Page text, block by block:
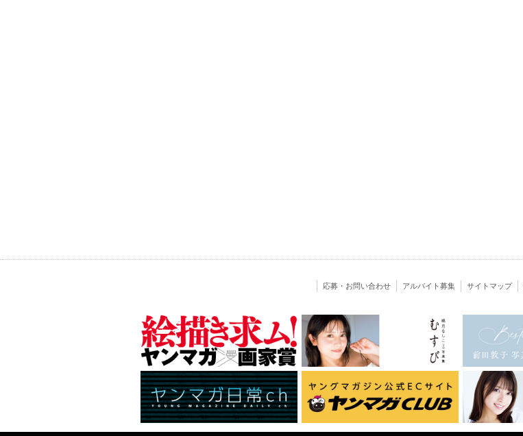
応募・お問い合わせ アルバイト募集 サイトマップ